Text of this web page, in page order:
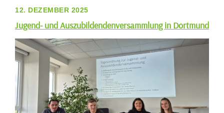
12. DEZEMBER 2025
Jugend- und Auszubildendenversammlung in Dortmund